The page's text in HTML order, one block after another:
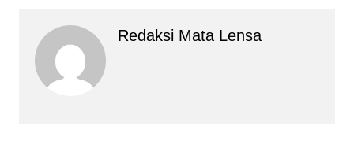
Redaksi Mata Lensa